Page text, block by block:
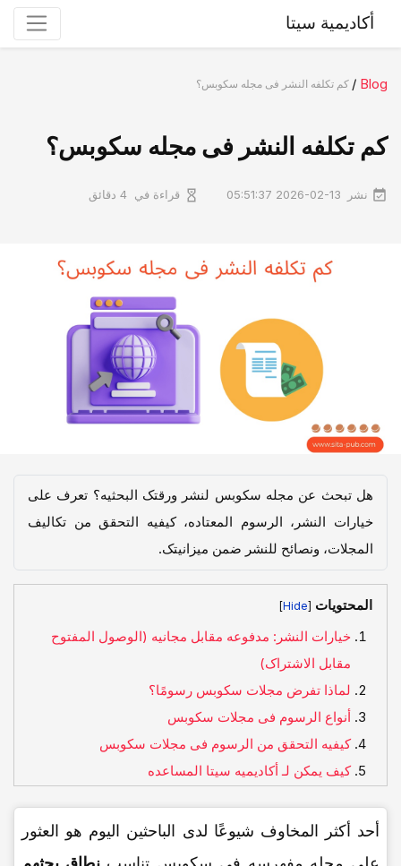
أكاديمية سيتا
Blog
/ کم تکلفه النشر فی مجله سکوبس؟
کم تکلفه النشر فی مجله سکوبس؟
نشر 2026-02-13 05:51:37 قراءة في 4 دقائق
هل تبحث عن مجله سکوبس لنشر ورقتک البحثیه؟ تعرف على
خیارات النشر، الرسوم المعتاده، کیفیه التحقق من تکالیف
المجلات، ونصائح للنشر ضمن میزانیتک.
المحتويات [
]
خیارات النشر: مدفوعه مقابل مجانیه (الوصول المفتوح
مقابل الاشتراک)
لماذا تفرض مجلات سکوبس رسومًا؟
أنواع الرسوم فی مجلات سکوبس
کیفیه التحقق من الرسوم فی مجلات سکوبس
کیف یمکن لـ أکادیمیه سیتا المساعده
أحد أکثر المخاوف شیوعًا لدى الباحثین الیوم هو العثور